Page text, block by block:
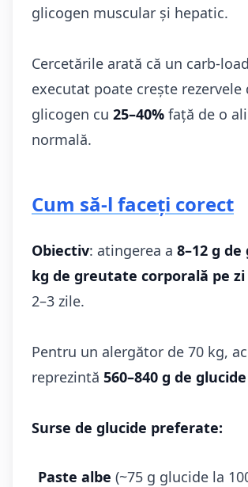
glicogen muscular și hepatic.
Cercetările arată că un carb-
executat poate crește rezervele
glicogen cu 25–40% față de o
normală.
Cum să-l faceți corect
Obiectiv: atingerea a 8–12 g
kg de greutate corporală pe zi
2–3 zile.
Pentru un alergător de 70 kg,
reprezintă 560–840 g de
Surse de glucide preferate:
Paste albe (~75 g glucide la